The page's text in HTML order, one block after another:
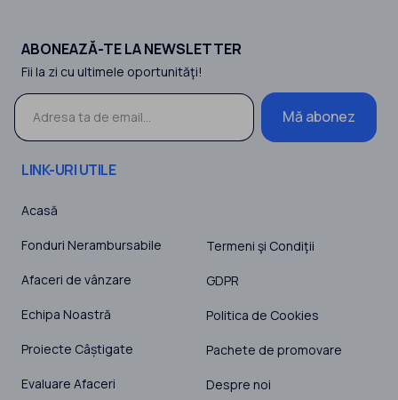
ABONEAZĂ-TE LA NEWSLETTER
Fii la zi cu ultimele oportunităţi!
Mă abonez
LINK-URI UTILE
Acasă
Fonduri Nerambursabile
Afaceri de vânzare
Echipa Noastră
Proiecte Câștigate
Evaluare Afaceri
Termeni şi Condiţii
GDPR
Politica de Cookies
Pachete de promovare
Despre noi